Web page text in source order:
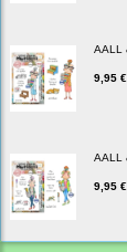
AALL
9,95 €
AALL
9,95 €